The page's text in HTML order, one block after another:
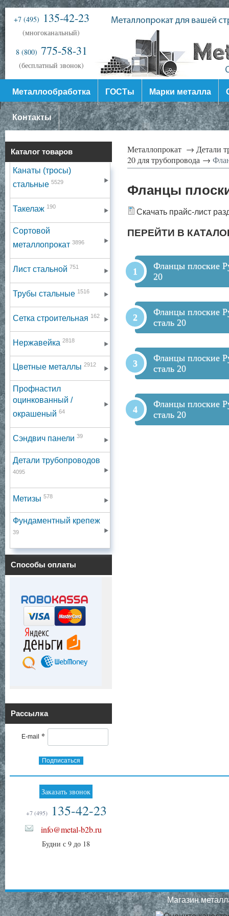
+7 (495) 135-42-23
(многоканальный)
8 (800) 775-58-31
(бесплатный звонок)
Металлообработка ГОСТы Марки металла
Контакты
Каталог товаров
Канаты (тросы)
стальные 5529
Такелаж 190
Сортовой
металлопрокат 3896
Лист стальной 751
Трубы стальные 1516
Сетка строительная 162
Нержавейка 2818
Цветные металлы 2912
Профнастил
оцинкованный /
окрашеный 64
Сэндвич панели 39
Детали трубопроводов
4095
Метизы 578
Фундаментный крепеж
39
Способы оплаты
Рассылка
E-mail *
Подписаться
Металлопрокат → Детали
20 для трубопровода →
Фланцы
Скачать прайс-лист
ПЕРЕЙТИ В
Фланцы плоские
20
Фланцы плоские
сталь 20
Фланцы плоские
сталь 20
Фланцы плоские
сталь 20
Заказать звонок
+7 (495) 135-42-23
info@metal-b2b.ru
Будни с 9 до 18
Магазин